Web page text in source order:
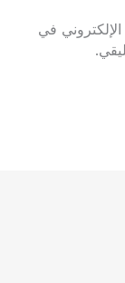
في